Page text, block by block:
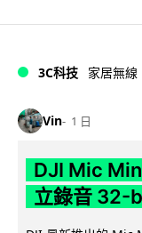
3C科技 家居無線
Vin 1 日
DJI Mic
立錄音 32-